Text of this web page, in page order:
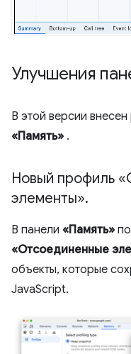
Улучшения
В этой версии
«Память» .
Новый профиль
элементы».
В панели «Память»
«Отсоединенные
объекты, которые
JavaScript.